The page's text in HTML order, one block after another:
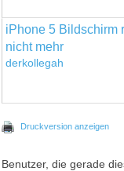
iPhone 5 Bildschirm
nicht mehr
derkollegah
Druckversion anzeigen
Benutzer, die gerade